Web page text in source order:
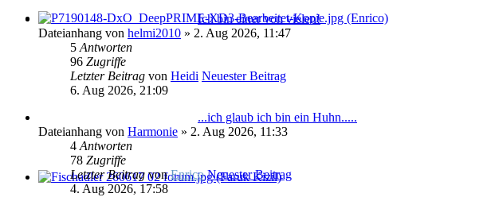
Ich bin einer von vielen!
Dateianhang von helmi2010 » 2. Aug 2026, 11:47
5 Antworten
96 Zugriffe
Letzter Beitrag von Heidi Neuester Beitrag
6. Aug 2026, 21:09
...ich glaub ich bin ein Huhn.....
Dateianhang von Harmonie » 2. Aug 2026, 11:33
4 Antworten
78 Zugriffe
Letzter BeitragvonEnrico Neuester Beitrag
4. Aug 2026, 17:58